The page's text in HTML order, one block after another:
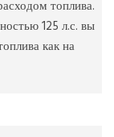
топлива.
125 л.с. вы
как на